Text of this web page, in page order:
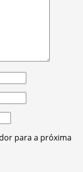
para a próxima